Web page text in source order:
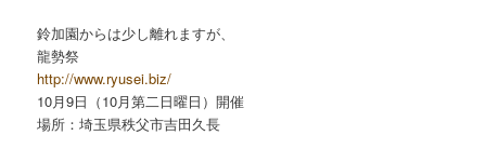
鈴加園からは少し離れますが、
龍勢祭
http://www.ryusei.biz/
10月9日（10月第二日曜日）開催
場所：埼玉県秩父市吉田久長